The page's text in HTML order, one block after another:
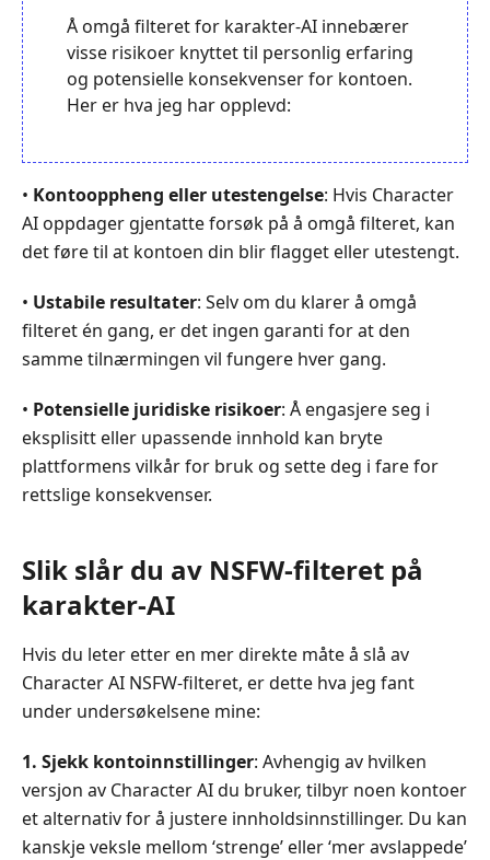
Å omgå filteret for karakter-AI innebærer
visse risikoer knyttet til personlig erfaring
og potensielle konsekvenser for kontoen.
Her er hva jeg har opplevd:
• Kontooppheng eller utestengelse: Hvis Character
AI oppdager gjentatte forsøk på å omgå filteret, kan
det føre til at kontoen din blir flagget eller utestengt.
• Ustabile resultater: Selv om du klarer å omgå
filteret én gang, er det ingen garanti for at den
samme tilnærmingen vil fungere hver gang.
• Potensielle juridiske risikoer: Å engasjere seg i
eksplisitt eller upassende innhold kan bryte
plattformens vilkår for bruk og sette deg i fare for
rettslige konsekvenser.
Slik slår du av NSFW-filteret på
karakter-AI
Hvis du leter etter en mer direkte måte å slå av
Character AI NSFW-filteret, er dette hva jeg fant
under undersøkelsene mine:
1. Sjekk kontoinnstillinger: Avhengig av hvilken
versjon av Character AI du bruker, tilbyr noen kontoer
et alternativ for å justere innholdsinnstillinger. Du kan
kanskje veksle mellom ‘strenge’ eller ‘mer avslappede’